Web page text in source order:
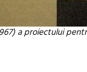
a proiectului